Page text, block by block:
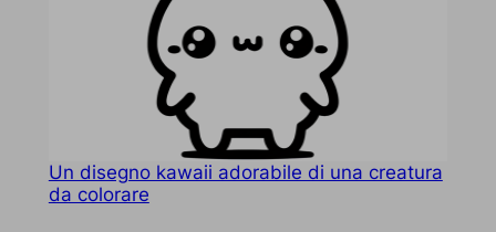
Un disegno kawaii adorabile di una creatura
da colorare